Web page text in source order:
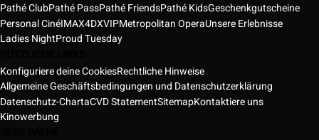
Pathé ClubPathé PassPathé FriendsPathé KidsGeschenkgutscheine
Personal CinéIMAX4DXVIPMetropolitan OperaUnsere Erlebnisse
Ladies NightProud Tuesday
Konfiguriere deine CookiesRechtliche Hinweise
Allgemeine Geschäftsbedingungen und Datenschutzerklärung
Datenschutz-ChartaCVD StatementSitemapKontaktiere uns
Kinowerbung